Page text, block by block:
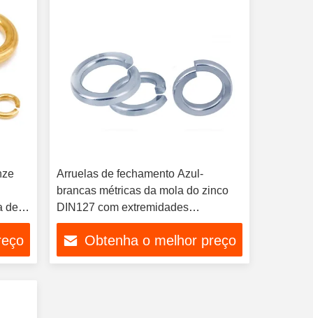
de
Arruelas de fechamento Azul-
brancas métricas da mola do zinco
DIN127 com extremidades
quadradas
Obtenha o melhor preço